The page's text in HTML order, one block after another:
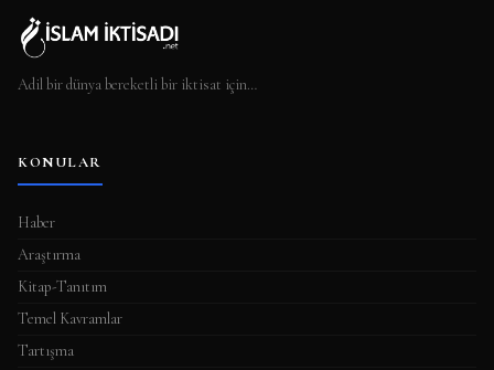
Adil bir dünya bereketli bir iktisat için…
KONULAR
Haber
Araştırma
Kitap-Tanıtım
Temel Kavramlar
Tartışma